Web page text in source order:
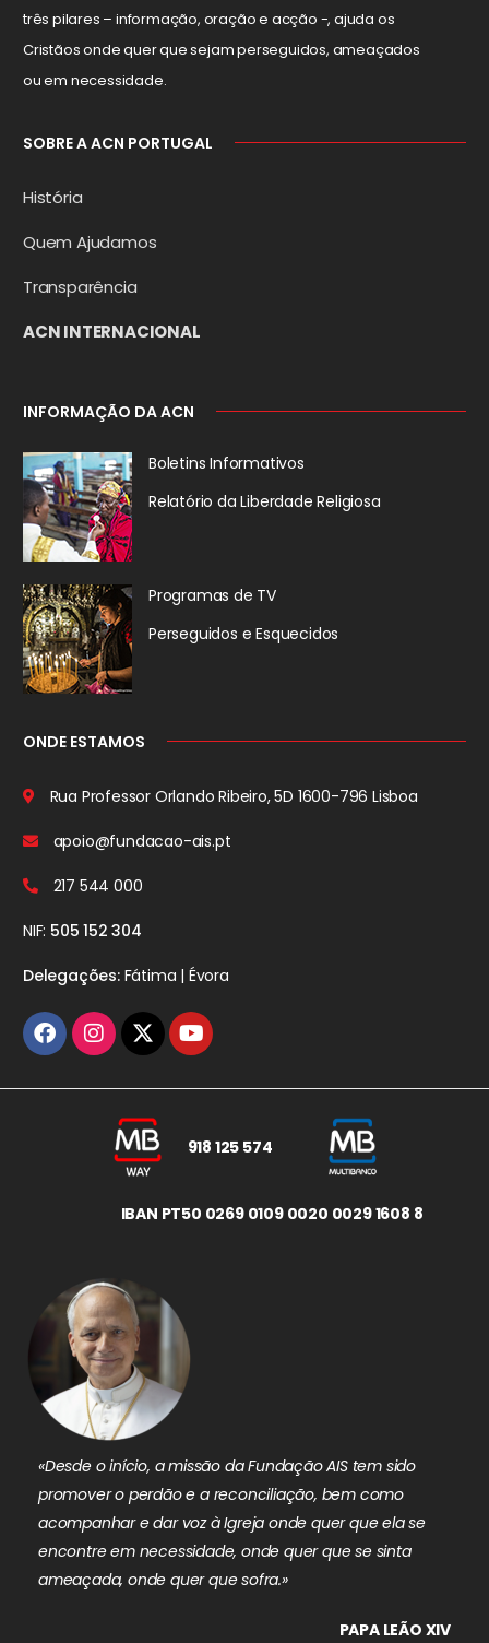
três pilares – informação, oração e acção -, ajuda os
Cristãos onde quer que sejam perseguidos, ameaçados
ou em necessidade.
SOBRE A ACN PORTUGAL
História
Quem Ajudamos
Transparência
ACN INTERNACIONAL
INFORMAÇÃO DA ACN
Boletins Informativos
Relatório da Liberdade Religiosa
Programas de TV
Perseguidos e Esquecidos
ONDE ESTAMOS
Rua Professor Orlando Ribeiro, 5D 1600-796 Lisboa
apoio@fundacao-ais.pt
217 544 000
NIF: 505 152 304
Delegações:Fátima | Évora
918 125 574
IBAN PT50 0269 0109 0020 0029 1608 8
«Desde o início, a missão da Fundação AIS tem sido
promover o perdão e a reconciliação, bem como
acompanhar e dar voz à Igreja onde quer que ela se
encontre em necessidade, onde quer que se sinta
ameaçada, onde quer que sofra.»
PAPA LEÃO XIV